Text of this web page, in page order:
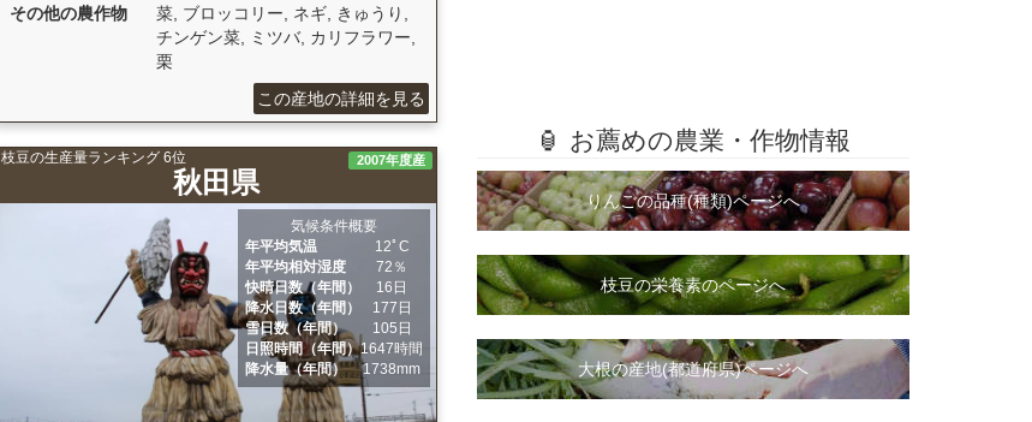
その他の農作物
菜, ブロッコリー, ネギ, きゅうり,
チンゲン菜, ミツバ, カリフラワー,
栗
この産地の詳細を見る
枝豆の生産量ランキング 6位
秋田県
2007年度産
気候条件概要
年平均気温
12ﾟC
年平均相対湿度
72％
快晴日数（年間）
16日
降水日数（年間）
177日
雪日数（年間）
105日
日照時間（年間）1647時間
降水量（年間）
1738mm
🏮 お薦めの農業・作物情報
りんごの品種(種類)ページへ
枝豆の栄養素のページへ
大根の産地(都道府県)ページへ